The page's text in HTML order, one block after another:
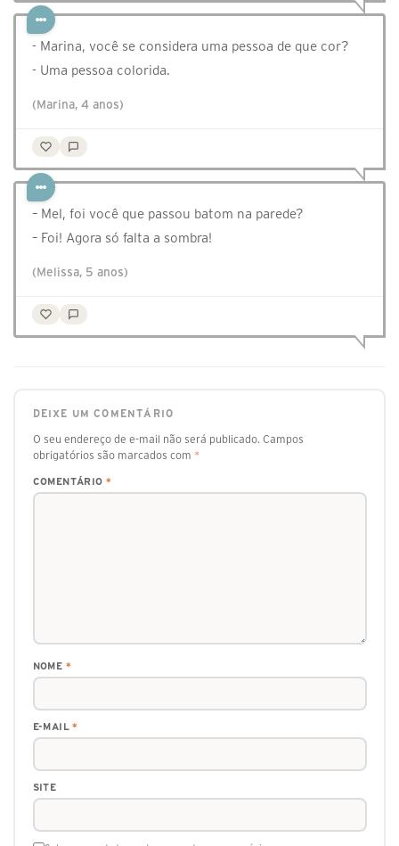
- Marina, você se considera uma pessoa de que cor?
- Uma pessoa colorida.
(Marina, 4 anos)
– Mel, foi você que passou batom na parede?
– Foi! Agora só falta a sombra!
(Melissa, 5 anos)
DEIXE UM COMENTÁRIO
O seu endereço de e-mail não será publicado. Campos
obrigatórios são marcados com *
COMENTÁRIO *
NOME *
E-MAIL*
SITE